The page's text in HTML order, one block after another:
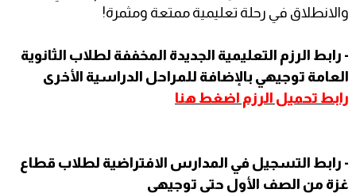
والانطلاق في رحلة تعليمية ممتعة ومثمرة!
- رابط الرزم التعليمية الجديدة المخففة لطلاب الثانوية
العامة توجيهي بالإضافة للمراحل الدراسية الأخرى
رابط تحميل الرزم اضغط هنا
- رابط التسجيل في المدارس الافتراضية لطلاب قطاع
غزة من الصف الأول حتى توجيهي